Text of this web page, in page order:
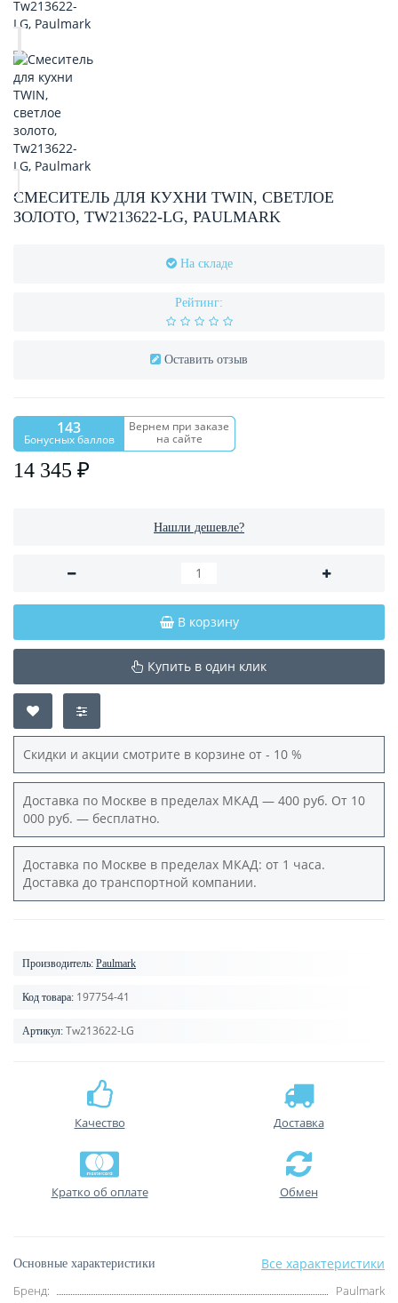
СМЕСИТЕЛЬ ДЛЯ КУХНИ TWIN, СВЕТЛОЕ
ЗОЛОТО, TW213622-LG, PAULMARK
На складе
Рейтинг:
Оставить отзыв
143
Бонусных баллов
Вернем при заказе
на сайте
14 345 ₽
Нашли дешевле?
В корзину
Купить в один клик
Скидки и акции смотрите в корзине от - 10 %
Доставка по Москве в пределах МКАД — 400 руб. От 10
000 руб. — бесплатно.
Доставка по Москве в пределах МКАД: от 1 часа.
Доставка до транспортной компании.
Производитель: Paulmark
Код товара: 197754-41
Артикул: Tw213622-LG
Качество Доставка
Кратко об оплате Обмен
Основные характеристики Все характеристики
Бренд:
Paulmark